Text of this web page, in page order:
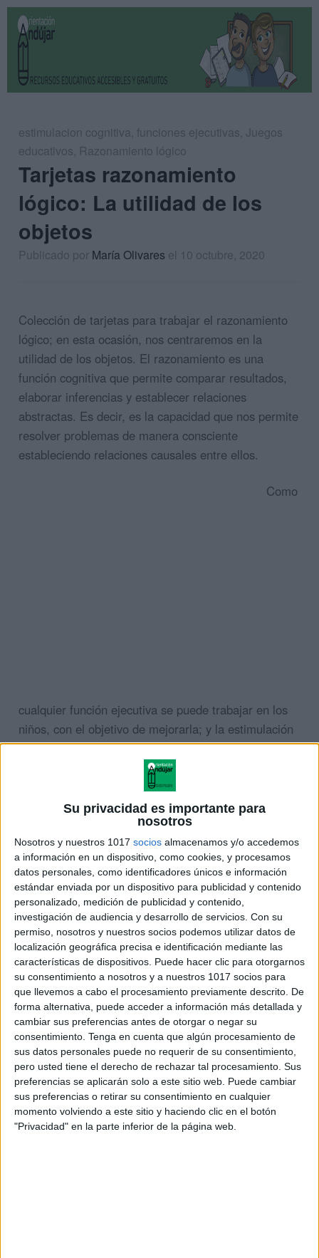
Su privacidad es importante para
nosotros
Nosotros y nuestros 1017 socios almacenamos y/o accedemos
a información en un dispositivo, como cookies, y procesamos
datos personales, como identificadores únicos e información
estándar enviada por un dispositivo para publicidad y contenido
personalizado, medición de publicidad y contenido,
investigación de audiencia y desarrollo de servicios. Con su
permiso, nosotros y nuestros socios podemos utilizar datos de
localización geográfica precisa e identificación mediante las
características de dispositivos. Puede hacer clic para otorgarnos
su consentimiento a nosotros y a nuestros 1017 socios para
que llevemos a cabo el procesamiento previamente descrito. De
forma alternativa, puede acceder a información más detallada y
cambiar sus preferencias antes de otorgar o negar su
consentimiento. Tenga en cuenta que algún procesamiento de
sus datos personales puede no requerir de su consentimiento,
pero usted tiene el derecho de rechazar tal procesamiento. Sus
preferencias se aplicarán solo a este sitio web. Puede cambiar
sus preferencias o retirar su consentimiento en cualquier
momento volviendo a este sitio y haciendo clic en el botón
"Privacidad" en la parte inferior de la página web.
estimulacion cognitiva, funciones ejecutivas, Juegos
educativos, Razonamiento lógico
Tarjetas razonamiento
lógico: La utilidad de los
objetos
Publicado por María Olivares el 10 octubre, 2020
Colección de tarjetas para trabajar el razonamiento
lógico; en esta ocasión, nos centraremos en la
utilidad de los objetos. El razonamiento es una
función cognitiva que permite comparar resultados,
elaborar inferencias y establecer relaciones
abstractas. Es decir, es la capacidad que nos permite
resolver problemas de manera consciente
estableciendo relaciones causales entre ellos.
Como
cualquier función ejecutiva se puede trabajar en los
niños, con el objetivo de mejorarla; y la estimulación
cognitiva es la mejor estrategia para entrenarla.